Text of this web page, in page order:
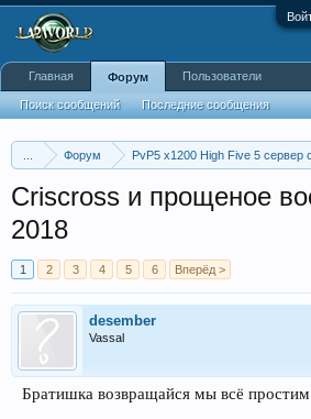
Форум PvP5 x1200 High Five 5 сервер
Criscross и прощеное
2018
1 2 3 4 5 6 Вперёд >
desember
Vassal
Братишка возвращайся мы всё
Главная Форум
Поиск сообщений Последние сообщения
Пользователи